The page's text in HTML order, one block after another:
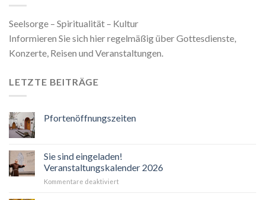
Seelsorge – Spiritualität – Kultur
Informieren Sie sich hier regelmäßig über Gottesdienste,
Konzerte, Reisen und Veranstaltungen.
LETZTE BEITRÄGE
Pfortenöffnungszeiten
Sie sind eingeladen!
Veranstaltungskalender 2026
Kommentare deaktiviertfür